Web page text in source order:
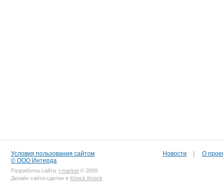
Условия пользования сайтом
© ООО Интерда
Разработка сайта: i-market © 2009
Дизайн сайта сделан в Knock Knock
Новости О